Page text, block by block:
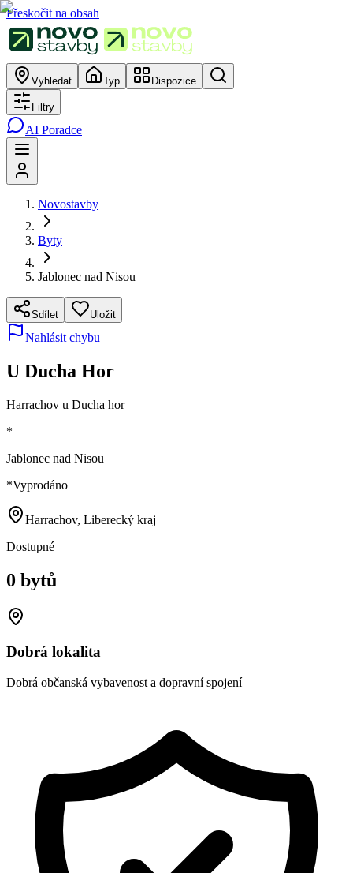
Přeskočit na obsah
Vyhledat Typ Dispozice
Filtry
AI Poradce
Novostavby
Byty
Jablonec nad Nisou
Sdílet Uložit
Nahlásit chybu
U Ducha Hor
Harrachov u Ducha hor
*
Jablonec nad Nisou
*Vyprodáno
Harrachov, Liberecký kraj
Dostupné
0 bytů
Dobrá lokalita
Dobrá občanská vybavenost a dopravní spojení